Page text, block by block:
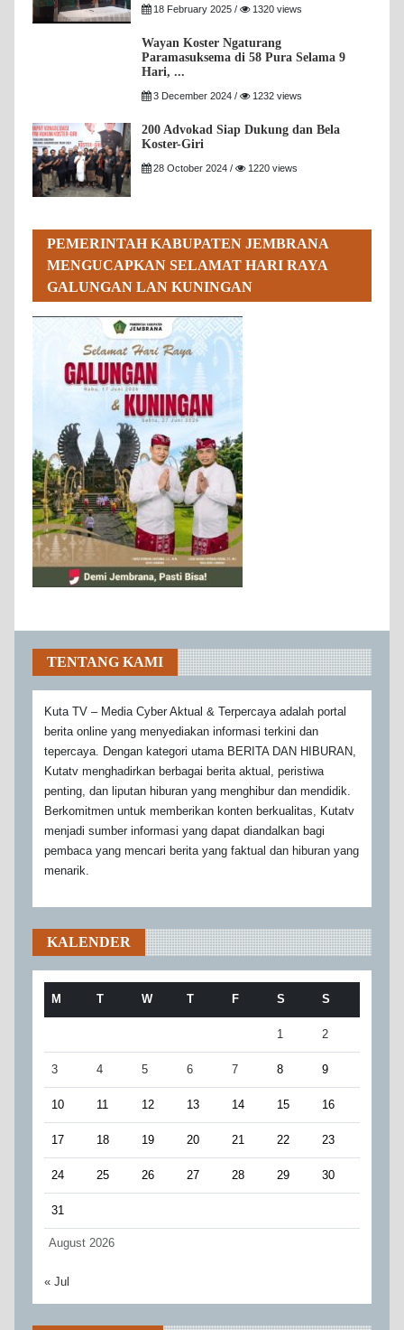
18 February 2025 / 1320 views
Wayan Koster Ngaturang
Paramasuksema di 58 Pura Selama 9
Hari, ...
3 December 2024 / 1232 views
200 Advokad Siap Dukung dan Bela
Koster-Giri
28 October 2024 / 1220 views
PEMERINTAH KABUPATEN JEMBRANA
MENGUCAPKAN SELAMAT HARI RAYA
GALUNGAN LAN KUNINGAN
TENTANG KAMI
Kuta TV – Media Cyber Aktual & Terpercaya adalah portal
berita online yang menyediakan informasi terkini dan
tepercaya. Dengan kategori utama BERITA DAN HIBURAN,
Kutatv menghadirkan berbagai berita aktual, peristiwa
penting, dan liputan hiburan yang menghibur dan mendidik.
Berkomitmen untuk memberikan konten berkualitas, Kutatv
menjadi sumber informasi yang dapat diandalkan bagi
pembaca yang mencari berita yang faktual dan hiburan yang
menarik.
KALENDER
August 2026
M T W T F S S
1 2
3 4 5 6 7 8 9
10 11 12 13 14 15 16
17 18 19 20 21 22 23
24 25 26 27 28 29 30
31
« Jul